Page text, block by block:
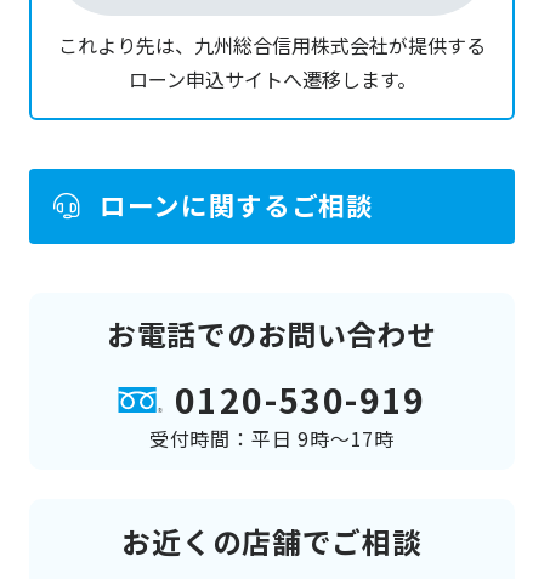
）は、申込者が豊和銀行（以下、「当
行」という。）に提出する個人情報を
、 当行が融資業務並びに次の利用目的
（ただし、銀行法施行規則第 13 条の 6
の 6 により、返済能力に関する情報に
ついては返済能力の調査の目的に限り
、保健医療または犯罪経歴についての
情報等の特別の非公開情報は、適切な
業務運営その他の必要と認められる目
的に限ります。）の達成に必要な範囲
１．利用目的
⑴ 犯罪収益移転防止法に基づく本人確
これより先は、九州総合信用株式会社が提供する
ローン申込サイトへ遷移します。
ローンに関するご相談
お電話でのお問い合わせ
0120-530-919
受付時間：平日 9時～17時
お近くの店舗でご相談